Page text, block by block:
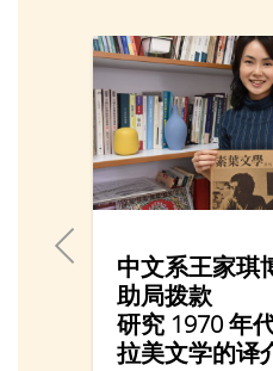
中文系王家琪
助局拨款
研究 1970 年
拉美文学的译